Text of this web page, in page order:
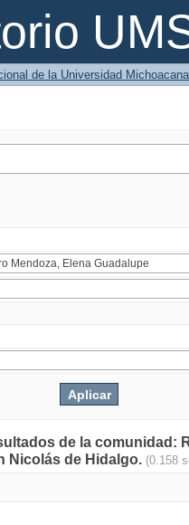
de la Universidad
de la comunidad:
Nicolás de Hidalgo. (0.158